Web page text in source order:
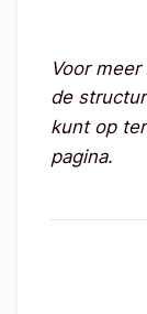
Voor
de
kunt op
pagina.